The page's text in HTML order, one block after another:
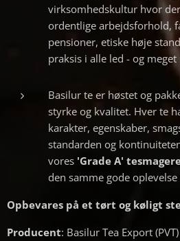
virksomhedskultur hvor
ordentlige arbejdsforhold,
pensioner, etiske høje
praksis i alle led - og meget
Basilur te er høstet og
styrke og kvalitet. Hver te
karakter, egenskaber,
standarden og
vores 'Grade A'
den samme gode
Opbevares på et tørt og køligt
Producent: Basilur Tea Export